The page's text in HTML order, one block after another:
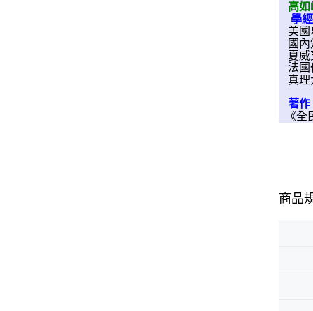
高如
學
美國
國內
夏威
法國
真理
著作
《全
商品